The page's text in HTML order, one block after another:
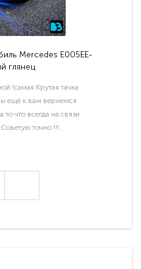
Mercedes E005EE-
глянец
!самая Крутая тачка
ещё к вам вернемся
то что всегда на связи
точно !!!..